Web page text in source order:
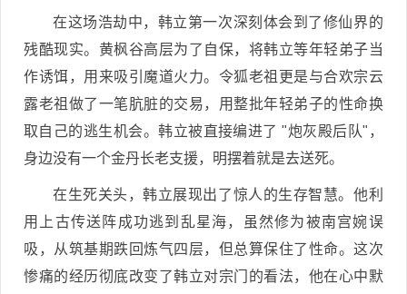
在这场浩劫中，韩立第一次深刻体会到了修仙界的
残酷现实。黄枫谷高层为了自保，将韩立等年轻弟子当
作诱饵，用来吸引魔道火力。令狐老祖更是与合欢宗云
露老祖做了一笔肮脏的交易，用整批年轻弟子的性命换
取自己的逃生机会。韩立被直接编进了 "炮灰殿后队"，
身边没有一个金丹长老支援，明摆着就是去送死。
在生死关头，韩立展现出了惊人的生存智慧。他利
用上古传送阵成功逃到乱星海，虽然修为被南宫婉误
吸，从筑基期跌回炼气四层，但总算保住了性命。这次
惨痛的经历彻底改变了韩立对宗门的看法，他在心中默